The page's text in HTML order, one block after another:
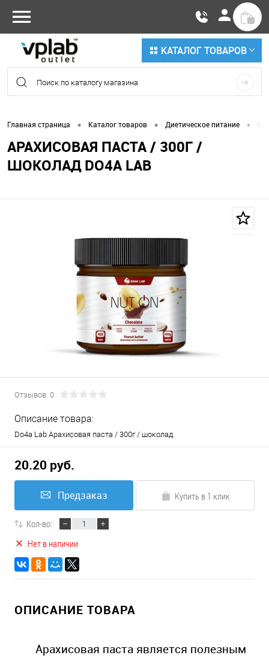
КАТАЛОГ ТОВАРОВ
Главная страница • Каталог товаров • Диетическое питание •
АРАХИСОВАЯ ПАСТА / 300Г /
ШОКОЛАД DO4A LAB
Отзывов: 0
Описание товара:
Do4a Lab Арахисовая паста / 300г / шоколад
20.20 руб.
Предзаказ Купить в 1 клик
Кол-во:
Нет в наличии
ОПИСАНИЕ ТОВАРА
Арахисовая паста является полезным